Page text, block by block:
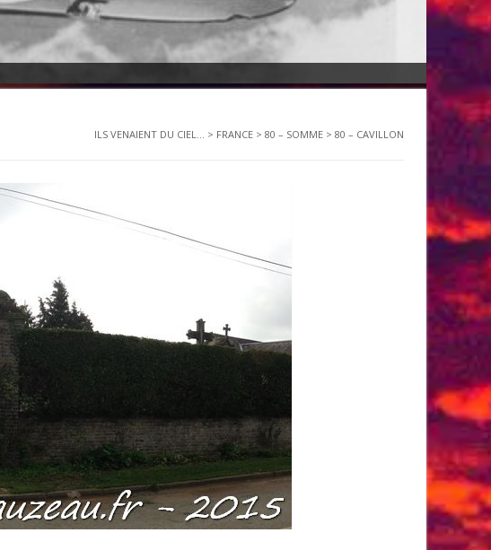
ILS VENAIENT DU CIEL... > FRANCE > 80 – SOMME > 80 – CAVILLON